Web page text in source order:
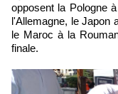
opposent la Pologne
l'Allemagne, le Japon
le Maroc à la
finale.